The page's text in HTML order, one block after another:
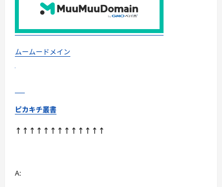
て
さ
読
ムームードメイン
ピカキチ叢書
↑↑↑↑↑↑↑↑↑↑↑↑↑
A: